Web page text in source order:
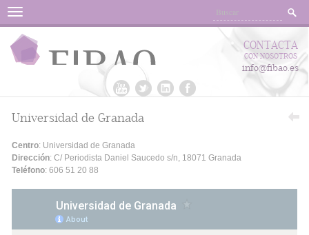
Menu
CONTACTA
CON NOSOTROS
info@fibao.es
Universidad de Granada
Centro: Universidad de Granada
Dirección: C/ Periodista Daniel Saucedo s/n, 18071 Granada
Teléfono: 606 51 20 88